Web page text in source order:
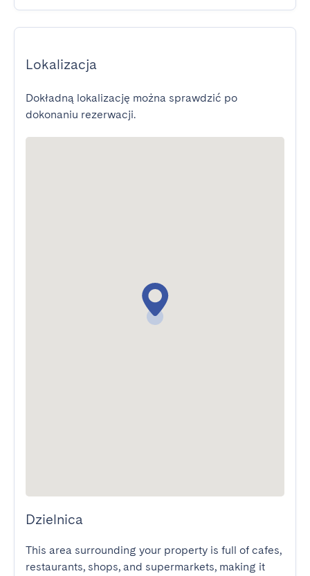
Lokalizacja
Dokładną lokalizację można sprawdzić po
dokonaniu rezerwacji.
Dzielnica
This area surrounding your property is full of cafes,
restaurants, shops, and supermarkets, making it